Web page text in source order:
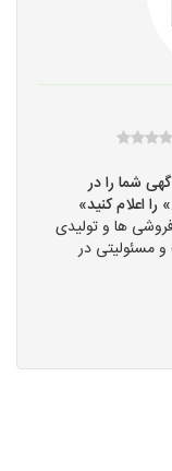
شما را در
ها و تولیدی
مسئولیتی در